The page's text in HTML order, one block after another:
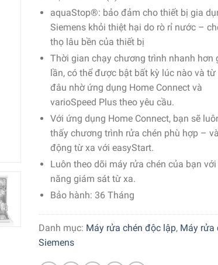
aquaStop®: bảo đảm cho thiết bị gia
Siemens khỏi thiệt hại do rò rỉ nước –
thọ lâu bền của thiết bị
Thời gian chạy chương trình nhanh hơn
lần, có thể được bật bất kỳ lúc nào và từ
đâu nhờ ứng dụng Home Connect và
varioSpeed ​​Plus theo yêu cầu.
Với ứng dụng Home Connect, bạn sẽ
thấy chương trình rửa chén phù hợp –
động từ xa với easyStart.
Luôn theo dõi máy rửa chén của bạn với
năng giám sát từ xa.
Bảo hành: 36 Tháng
Danh mục: Máy rửa chén độc lập, Máy rửa
Siemens